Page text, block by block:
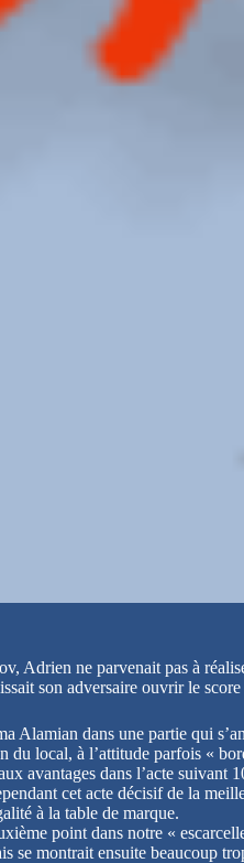
Adrien ne parvenait pas à
son adversaire ouvrir le score
dans une partie qui
du local, à l’attitude parfois «
avantages dans l’acte suivant
cet acte décisif de la
à la table de marque.
point dans notre «
montrait ensuite beaucoup